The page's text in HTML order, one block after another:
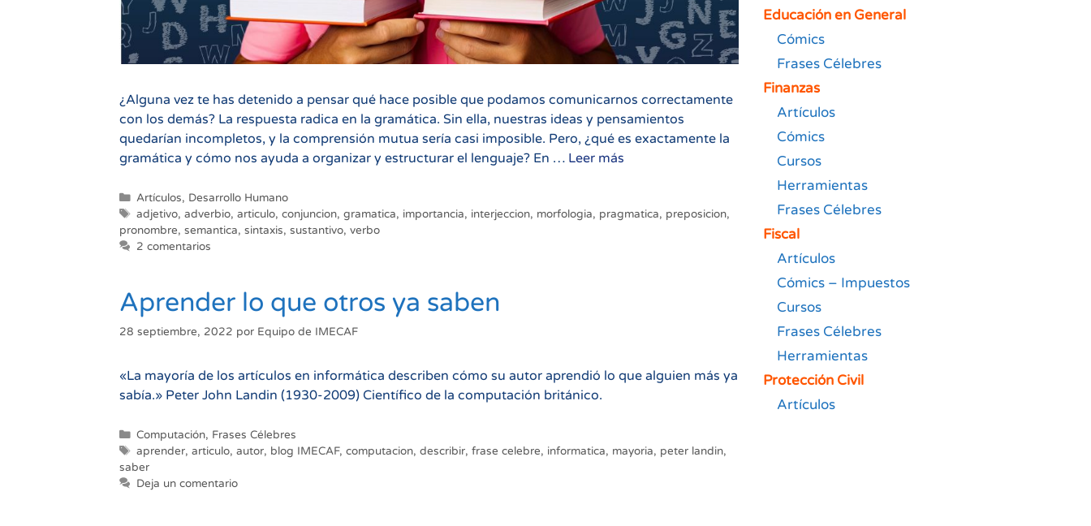
¿Alguna vez te has detenido a pensar qué hace posible que podamos comunicarnos correctamente
con los demás? La respuesta radica en la gramática. Sin ella, nuestras ideas y pensamientos
quedarían incompletos, y la comprensión mutua sería casi imposible. Pero, ¿qué es exactamente la
gramática y cómo nos ayuda a organizar y estructurar el lenguaje? En … Leer más
Gramática:
Categorías
Artículos, Desarrollo Humano
Etiquetas
adjetivo,adverbio,articulo,conjuncion,gramatica, importancia, interjeccion, morfologia, pragmatica, preposicion,
pronombre, semantica, sintaxis, sustantivo, verbo
2 comentarios
Aprender lo que otros ya saben
28 septiembre, 2022 por Equipo de IMECAF
«La mayoría de los artículos en informática describen cómo su autor aprendió lo que alguien más ya
sabía.» Peter John Landin (1930-2009) Científico de la computación británico.
Categorías
Computación, Frases Célebres
Etiquetas
aprender,articulo,autor, blog IMECAF,computacion,describir,frase celebre, informatica, mayoria, peter landin,
saber
Deja un comentario
Educación en General
Cómics
Frases Célebres
Finanzas
Artículos
Cómics
Cursos
Herramientas
Frases Célebres
Fiscal
Artículos
Cómics – Impuestos
Cursos
Frases Célebres
Herramientas
Protección Civil
Artículos